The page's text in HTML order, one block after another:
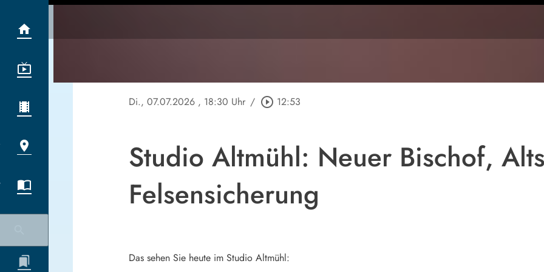
Di., 07.07.2026 , 18:30 Uhr / play_circle_outline 12:53
Studio Altmühl: Neuer Bischof,
Felsensicherung
Das sehen Sie heute im Studio Altmühl: